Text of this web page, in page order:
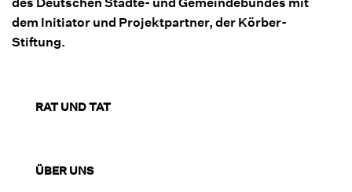
dem Initiator und Projektpartner, der Körber-
Stiftung.
RAT UND TAT
ÜBER UNS